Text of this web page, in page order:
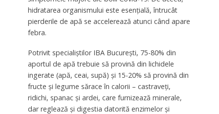
hidratarea organismului este esenţială, întrucât
pierderile de apă se accelerează atunci când apare
febra.
Potrivit specialiştilor IBA Bucureşti, 75-80% din
aportul de apă trebuie să provină din lichidele
ingerate (apă, ceai, supă) şi 15-20% să provină din
fructe şi legume sărace în calorii – castraveţi,
ridichi, spanac şi ardei, care furnizează minerale,
dar reglează şi digestia datorită enzimelor şi